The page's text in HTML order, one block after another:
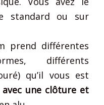
standard ou sur
prend différentes
différents
qu’il vous est
une clôture et